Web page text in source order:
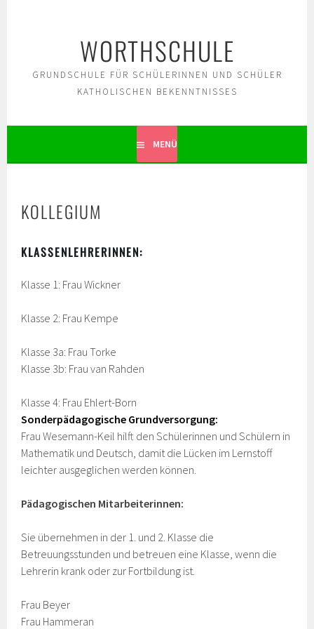
WORTHSCHULE
GRUNDSCHULE FÜR SCHÜLERINNEN UND SCHÜLER
KATHOLISCHEN BEKENNTNISSES
MENÜ
KOLLEGIUM
KLASSENLEHRERINNEN:
Klasse 1: Frau Wickner
Klasse 2: Frau Kempe
Klasse 3a: Frau Torke
Klasse 3b: Frau van Rahden
Klasse 4: Frau Ehlert-Born
Sonderpädagogische Grundversorgung:
Frau Wesemann-Keil hilft den Schülerinnen und Schülern in
Mathematik und Deutsch, damit die Lücken im Lernstoff
leichter ausgeglichen werden können.
Pädagogischen Mitarbeiterinnen:
Sie übernehmen in der 1. und 2. Klasse die
Betreuungsstunden und betreuen eine Klasse, wenn die
Lehrerin krank oder zur Fortbildung ist.
Frau Beyer
Frau Hammeran